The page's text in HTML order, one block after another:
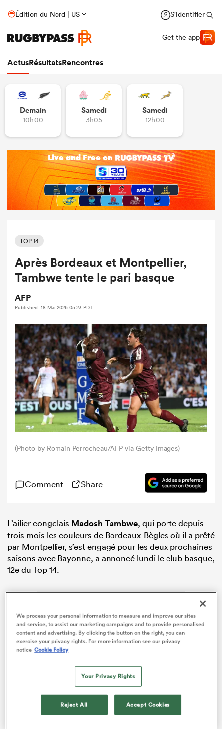
Édition du Nord | US S'identifier
Get the app
ActusRésultatsRencontres
Demain
10h00
Samedi
3h05
Samedi
12h00
TOP 14
Après Bordeaux et Montpellier,
Tambwe tente le pari basque
AFP
Published: 18 Mai 2026 05:23 PDT
(Photo by Romain Perrocheau/AFP via Getty Images)
Comment Share
L’ailier congolais Madosh Tambwe, qui porte depuis
trois mois les couleurs de Bordeaux-Bègles où il a prêté
par Montpellier, s’est engagé pour les deux prochaines
saisons avec Bayonne, a annoncé lundi le club basque,
12e du Top 14.
We process your personal information to measure and improve our sites
and service, to assist our marketing campaigns and to provide personalised
content and advertising. By clicking the button on the right, you can
exercise your privacy rights. For more information see our privacy
notice Cookie Policy
Your Privacy Rights
Reject All Accept Cookies